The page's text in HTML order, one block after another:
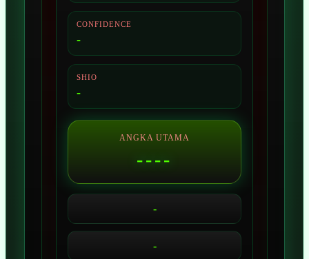
CONFIDENCE
-
SHIO
-
ANGKA UTAMA
----
-
-